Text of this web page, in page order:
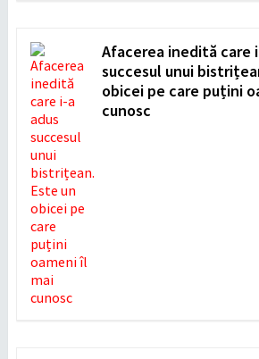
Afacerea inedită care
succesul unui
obicei pe care puțini
cunosc